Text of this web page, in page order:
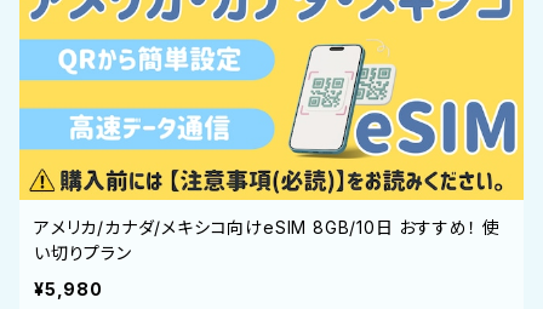
アメリカ/カナダ/メキシコ向けeSIM 8GB/10日 おすすめ！ 使
い切りプラン
¥5,980